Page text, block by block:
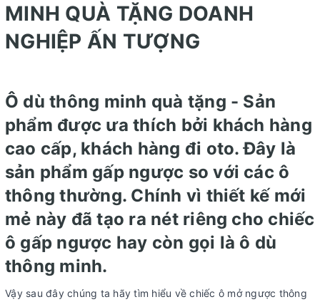
MINH QUÀ TẶNG DOANH
NGHIỆP ẤN TƯỢNG
Ô dù thông minh quà tặng - Sản
phẩm được ưa thích bởi khách hàng
cao cấp, khách hàng đi oto. Đây là
sản phẩm gấp ngược so với các ô
thông thường. Chính vì thiết kế mới
mẻ này đã tạo ra nét riêng cho chiếc
ô gấp ngược hay còn gọi là ô dù
thông minh.
Vậy sau đây chúng ta hãy tìm hiểu về chiếc ô mở ngược thông